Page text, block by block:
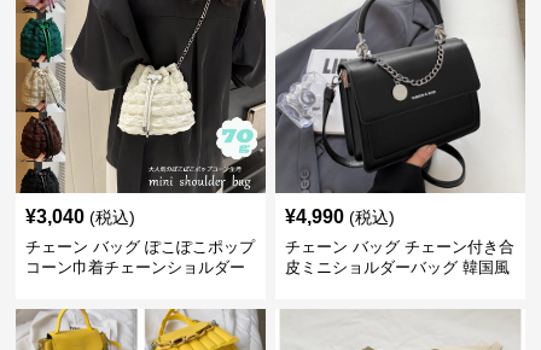
¥3,040 (税込)
チェーン バッグ ぽこぽこポップ
コーン巾着チェーンショルダー
¥4,990 (税込)
チェーン バッグ チェーン付き合
皮ミニショルダーバッグ 韓国風